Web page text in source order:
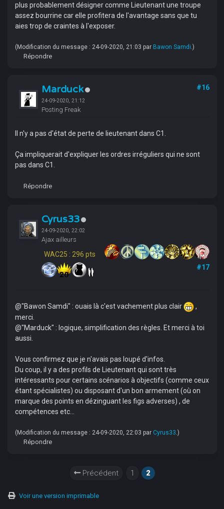
plus probablement désigner comme Lieutenant une troupe
assez bourrine car elle profitera de l'avantage sans que tu
aies trop de craintes à l'exposer.
(Modification du message : 24-09-2020, 21:03 par Bawon Samdi .)
Répondre
Marduck
24-09-2020, 21:12
Posting Freak
#16
Il n'y a pas d'état de perte de lieutenant dans C1.
Ça impliquerait d'expliquer les ordres irréguliers qui ne sont
pas dans C1.
Répondre
Cyrus33
24-09-2020, 22:02
Ajax ailleurs
WAC25 : 296 pts
#17
@"Bawon Samdi" : ouais là c'est vachement plus clair
,
merci.
@"Marduck" : logique, simplification des règles. Et merci à toi
aussi.
Vous confirmez que je n'avais pas loupé d'infos.
Du coup, il y a des profils de Lieutenant qui sont très
intéressants pour certains scénarios à objectifs (comme ceux
étant spécialistes) ou disposant d'un bon armement (où on
marque des points en dézinguant les figs adverses) , de
compétences etc...
(Modification du message : 24-09-2020, 22:03 par Cyrus33 .)
Répondre
Précédent 1 2
Voir une version imprimable